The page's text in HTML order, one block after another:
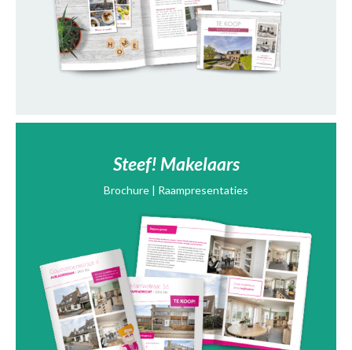
Steef! Makelaars
Brochure | Raampresentaties